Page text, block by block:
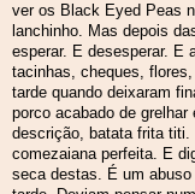
ver os Black Eyed Peas
lanchinho. Mas depois
esperar. E desesperar. E
tacinhas, cheques,
tarde quando deixaram
porco acabado de
descrição, batata frita
comezaiana perfeita. E
seca destas. É um